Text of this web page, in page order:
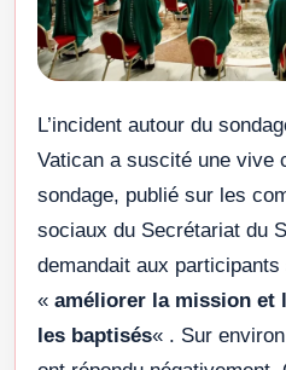
L’incident autour du
Vatican a suscité une vive
sondage, publié sur les
sociaux du Secrétariat du
demandait aux
« améliorer la mission et
les baptisés« . Sur